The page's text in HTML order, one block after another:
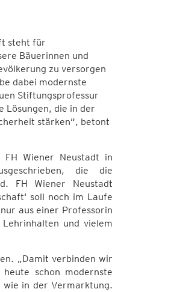
steht für
Bäuerinnen und
zu versorgen
dabei modernste
Stiftungsprofessur
Lösungen, die in der
stärken“, betont
Wiener Neustadt in
die die
FH Wiener Neustadt
soll noch im Laufe
aus einer Professorin
und vielem
„Damit verbinden wir
schon modernste
wie in der Vermarktung.